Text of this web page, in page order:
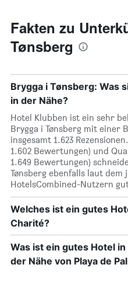
Fakten zu
Tønsberg
Brygga i Tønsberg: Was
in der Nähe?
Hotel Klubben ist ein sehr
Brygga i Tønsberg mit einer
insgesamt 1.623
1.602 Bewertungen) und
1.649 Bewertungen)
Tønsberg ebenfalls laut dem
HotelsCombined-Nutzern
Welches ist ein gutes
Charité?
Was ist ein gutes Hotel
der Nähe von Playa de